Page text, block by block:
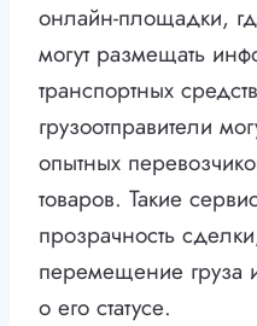
онлайн-площадки,
могут размещать
транспортных
грузоотправители
опытных
товаров. Такие
прозрачность
перемещение груза
о его статусе.